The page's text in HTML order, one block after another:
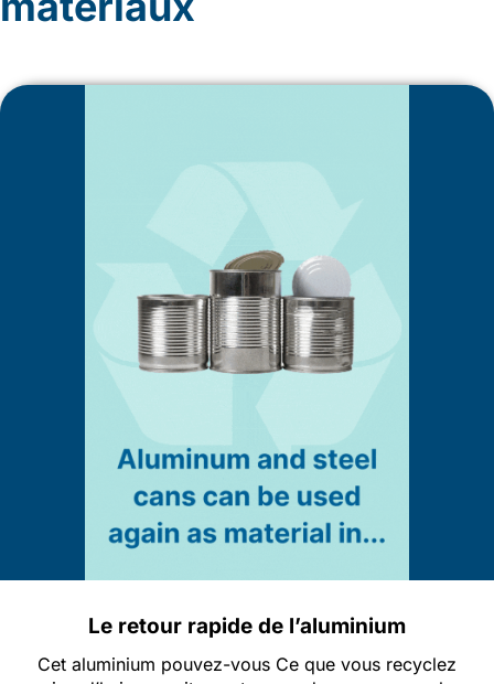
Le retour rapide de l’aluminium
Cet aluminium pouvez-vous Ce que vous recyclez